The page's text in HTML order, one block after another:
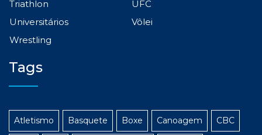
Triathlon
UFC
Universitários
Vôlei
Wrestling
Tags
Atletismo Basquete Boxe Canoagem CBC